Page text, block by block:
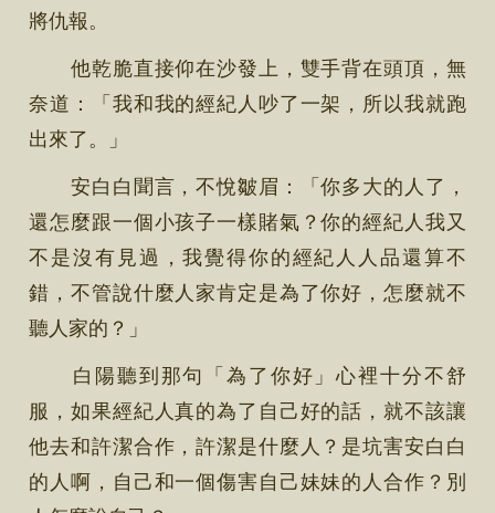
將仇報。
他乾脆直接仰在沙發上，雙手背在頭頂，無
奈道：「我和我的經紀人吵了一架，所以我就跑
出來了。」
安白白聞言，不悅皺眉：「你多大的人了，
還怎麼跟一個小孩子一樣賭氣？你的經紀人我又
不是沒有見過，我覺得你的經紀人人品還算不
錯，不管說什麼人家肯定是為了你好，怎麼就不
聽人家的？」
白陽聽到那句「為了你好」心裡十分不舒
服，如果經紀人真的為了自己好的話，就不該讓
他去和許潔合作，許潔是什麼人？是坑害安白白
的人啊，自己和一個傷害自己妹妹的人合作？別